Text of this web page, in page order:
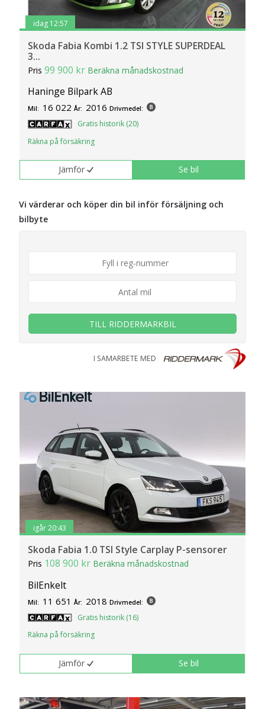
idag 12:57
Skoda Fabia Kombi 1.2 TSI STYLE SUPERDEAL
3...
Pris99 900 kr Beräkna månadskostnad
Haninge Bilpark AB
Mil: 16 022 År: 2016 Drivmedel:
Gratis historik (20)
Räkna på försäkring
Jämför Se bil
Vi värderar och köper din bil inför försäljning och
bilbyte
TILL RIDDERMARKBIL
I SAMARBETE MED
igår 20:43
Skoda Fabia 1.0 TSI Style Carplay P-sensorer
Pris 108 900 kr Beräkna månadskostnad
BilEnkelt
Mil: 11 651 År: 2018 Drivmedel:
Gratis historik (16)
Räkna på försäkring
Jämför Se bil